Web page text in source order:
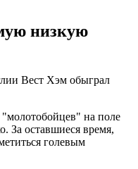
низкую
Вест Хэм обыграл
на поле
За оставшиеся время,
голевым